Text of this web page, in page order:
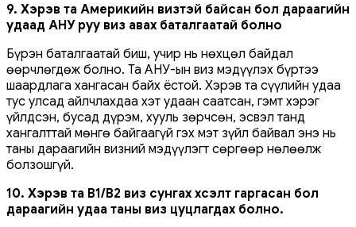
9. Хэрэв та Америкийн визтэй байсан бол дараагийн
удаад АНУ руу виз авах баталгаатай болно
Бүрэн баталгаатай биш, учир нь нөхцөл байдал
өөрчлөгдөж болно. Та АНУ-ын виз мэдүүлэх бүртээ
шаардлага хангасан байх ёстой. Хэрэв та сүүлийн удаа
тус улсад айлчлахдаа хэт удаан саатсан, гэмт хэрэг
үйлдсэн, бусад дүрэм, хууль зөрчсөн, эсвэл танд
хангалттай мөнгө байгаагүй гэх мэт зүйл байвал энэ нь
таны дараагийн визний мэдүүлэгт сөргөөр нөлөөлж
болзошгүй.
10. Хэрэв та B1/B2 виз сунгах хүсэлт гаргасан бол
дараагийн удаа таны виз цуцлагдах болно.